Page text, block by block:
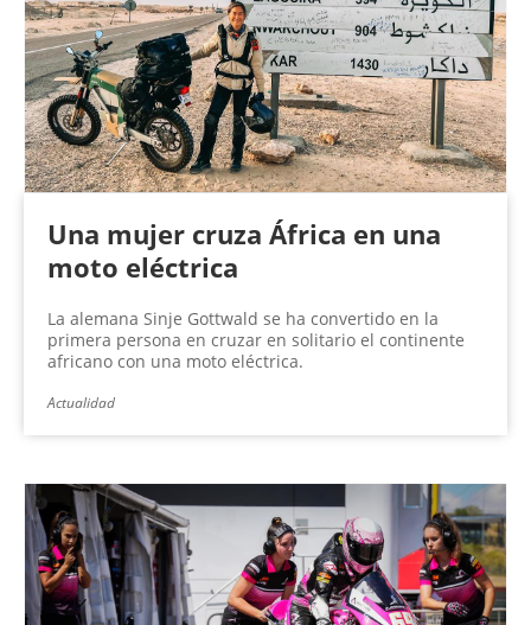
Una mujer cruza África en una
moto eléctrica
La alemana Sinje Gottwald se ha convertido en la
primera persona en cruzar en solitario el continente
africano con una moto eléctrica.
Actualidad